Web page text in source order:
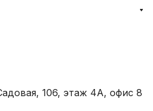
106, этаж 4A, офис 8